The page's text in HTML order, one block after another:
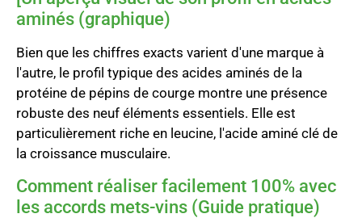
aminés (graphique)
Bien que les chiffres exacts varient d'une marque à
l'autre, le profil typique des acides aminés de la
protéine de pépins de courge montre une présence
robuste des neuf éléments essentiels. Elle est
particulièrement riche en leucine, l'acide aminé clé de
la croissance musculaire.
Comment réaliser facilement 100% avec
les accords mets-vins (Guide pratique)